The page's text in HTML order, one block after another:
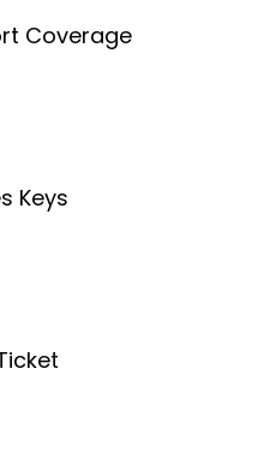
Coverage
Keys